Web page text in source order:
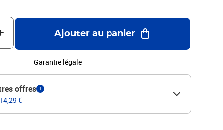
Ajouter au panier
Garantie légale
offres 1
€